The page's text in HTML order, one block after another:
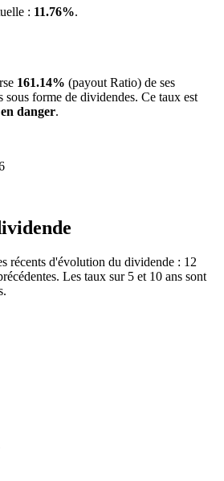
: 11.76%.
161.14% (payout Ratio) de ses
sous forme de dividendes. Ce taux est
danger.
récents d'évolution du dividende : 12
Les taux sur 5 et 10 ans sont